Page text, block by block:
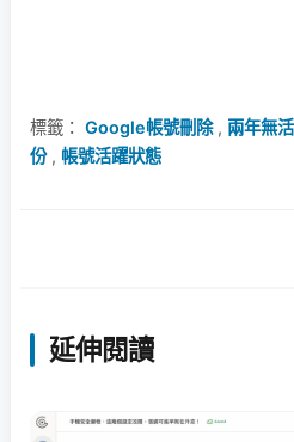
標籤： Google帳號刪除, 兩年無
份, 帳號活躍狀態
延伸閱讀